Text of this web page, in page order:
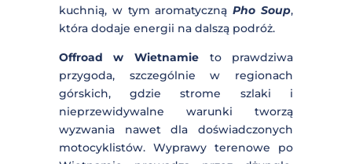
motocyklu pozwala na bezpośrednie
obcowanie z kulturą, odwiedzanie
delektowanie się lokalną kuchnią, w
tym aromatycznąPho Soup, która
dodaje energii na dalszą podróż.
Offroad w Wietnamie
to prawdziwa
przygoda, szczególnie w regionach